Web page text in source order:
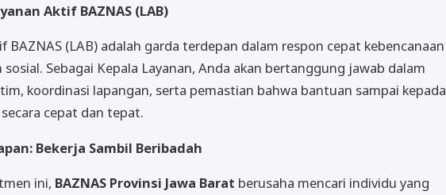
Aktif BAZNAS (LAB)
BAZNAS (LAB) adalah garda terdepan dalam respon cepat kebencanaan
Sebagai Kepala Layanan, Anda akan bertanggung jawab dalam
koordinasi lapangan, serta pemastian bahwa bantuan sampai kepada
cepat dan tepat.
Bekerja Sambil Beribadah
ini, BAZNAS Provinsi Jawa Barat berusaha mencari individu yang